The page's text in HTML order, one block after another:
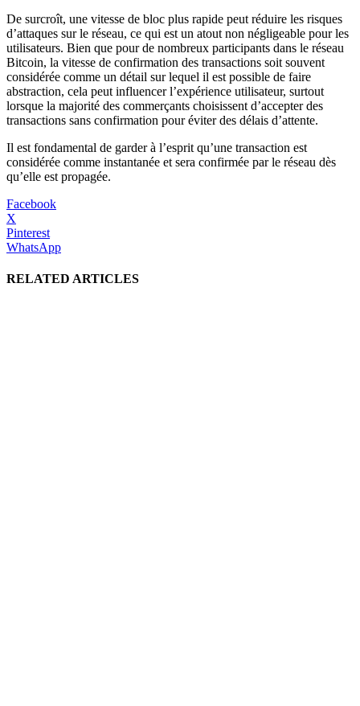
De surcroît, une vitesse de bloc plus rapide peut réduire les risques
d’attaques sur le réseau, ce qui est un atout non négligeable pour les
utilisateurs. Bien que pour de nombreux participants dans le réseau
Bitcoin, la vitesse de confirmation des transactions soit souvent
considérée comme un détail sur lequel il est possible de faire
abstraction, cela peut influencer l’expérience utilisateur, surtout
lorsque la majorité des commerçants choisissent d’accepter des
transactions sans confirmation pour éviter des délais d’attente.
Il est fondamental de garder à l’esprit qu’une transaction est
considérée comme instantanée et sera confirmée par le réseau dès
qu’elle est propagée.
Facebook
X
Pinterest
WhatsApp
RELATED ARTICLES